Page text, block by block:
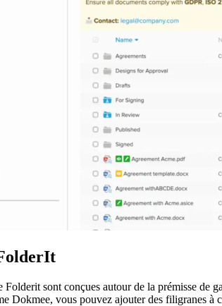
sont conçues autour de la prémisse de
Dokmee, vous pouvez ajouter des filigranes